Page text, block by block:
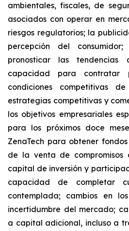
ambientales, fiscales, de
asociados con operar en
riesgos regulatorios; la
percepción del
pronosticar las
capacidad para contratar
condiciones competitivas
estrategias competitivas y
los objetivos empresariales
para los próximos doce
ZenaTech para obtener
de la venta de
capital de inversión y
capacidad de completar
contemplada; cambios en
incertidumbre del mercado;
a capital adicional, incluso a